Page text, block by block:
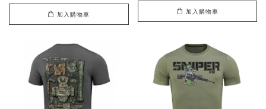
加入購物車 加入購物車